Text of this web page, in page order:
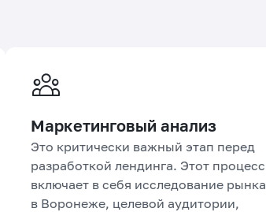
Маркетинговый анализ
Это критически важный этап перед
разработкой лендинга. Этот процесс
включает в себя исследование рынка
в Воронеже, целевой аудитории,